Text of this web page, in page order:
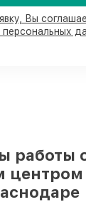
срочного
Вы
работы
центром